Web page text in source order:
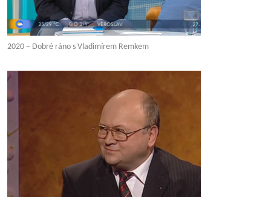
2020 – Dobré ráno s Vladimírem Remkem